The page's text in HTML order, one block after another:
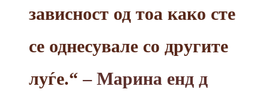
зависност од тоа како сте
се однесувале со другите
луѓе.“ – Марина енд д